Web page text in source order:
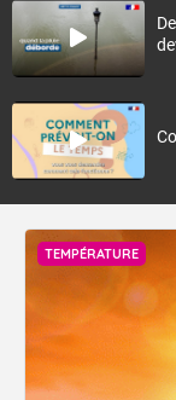
TEMPÉRATURE